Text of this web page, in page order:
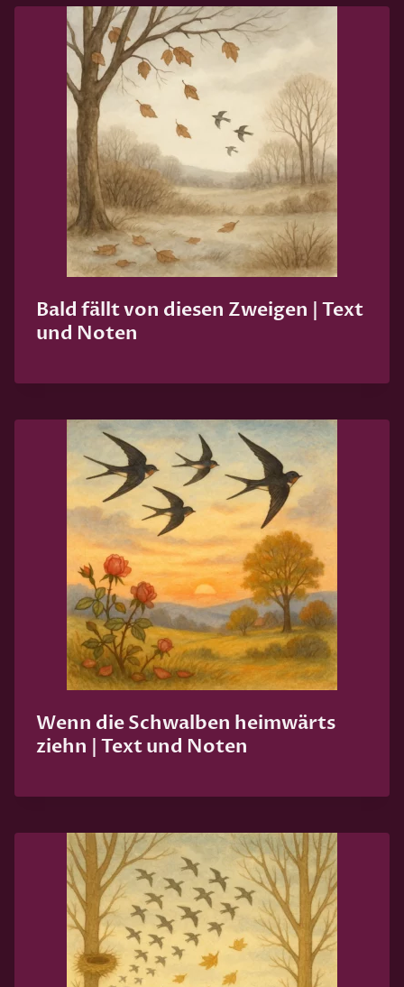
Bald fällt von diesen Zweigen | Text
und Noten
Wenn die Schwalben heimwärts
ziehn | Text und Noten